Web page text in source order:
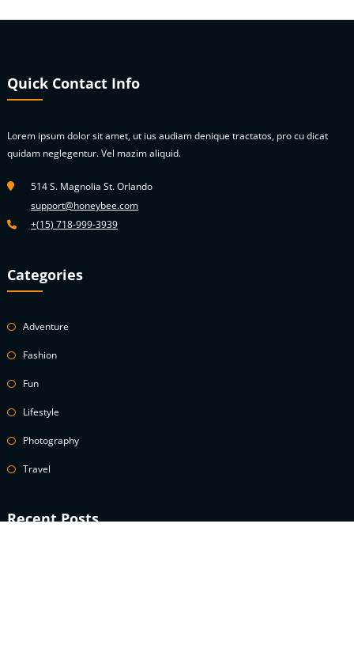
Quick Contact Info
Lorem ipsum dolor sit amet, ut ius audiam denique tractatos, pro cu dicat
quidam neglegentur. Vel mazim aliquid.
514 S. Magnolia St. Orlando
support@honeybee.com
+(15) 718-999-3939
Categories
Adventure
Fashion
Fun
Lifestyle
Photography
Travel
Recent Posts